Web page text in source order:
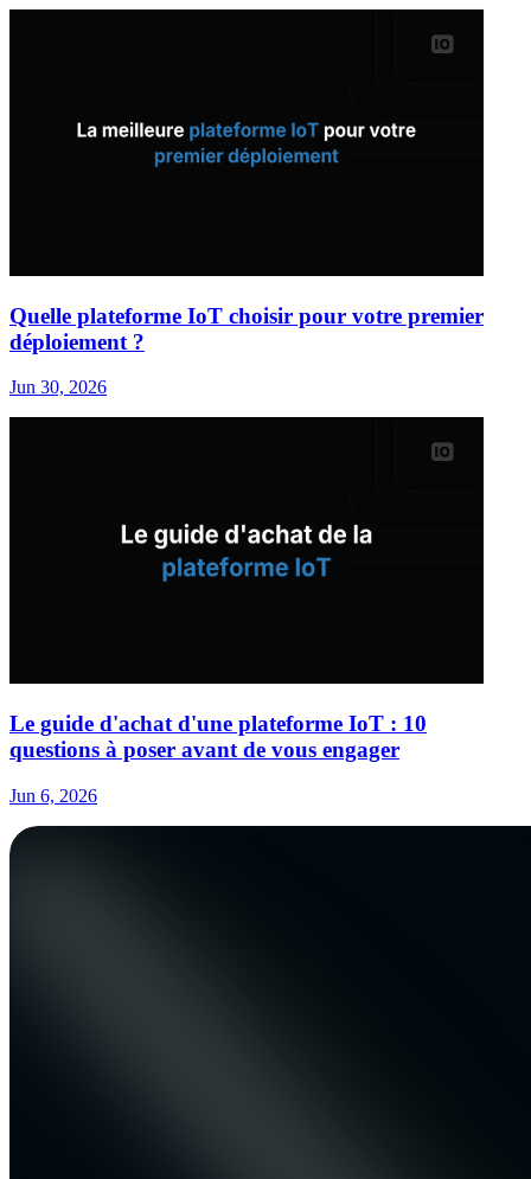
Quelle plateforme IoT choisir pour votre premier
déploiement ?
Jun 30, 2026
Le guide d'achat d'une plateforme IoT : 10
questions à poser avant de vous engager
Jun 6, 2026